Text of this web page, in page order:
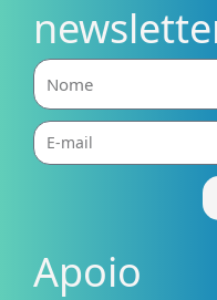
Nome
E-
mail
Apoio